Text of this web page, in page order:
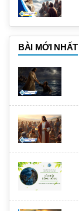
BÀI MỚI NHẤT